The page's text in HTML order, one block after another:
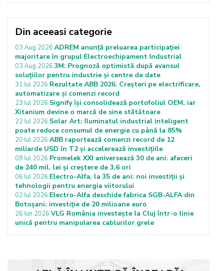
Din aceeasi categorie
03 Aug 2026 ADREM anunță preluarea participației
majoritare în grupul Electroechipament Industrial
03 Aug 2026 3M: Prognoză optimistă după avansul
soluțiilor pentru industrie și centre de date
31 Iul 2026 Rezultate ABB 2026: Creșteri pe electrificare,
automatizare și comenzi record
23 Iul 2026 Signify își consolidează portofoliul OEM, iar
Xitanium devine o marcă de sine stătătoare
22 Iul 2026 Solar Art: Iluminatul industrial inteligent
poate reduce consumul de energie cu până la 85%
20 Iul 2026 ABB raportează comenzi record de 12
miliarde USD în T2 și accelerează investițiile
09 Iul 2026 Promelek XXI aniversează 30 de ani: afaceri
de 240 mil. lei și creștere de 3,6 ori
06 Iul 2026 Electro-Alfa, la 35 de ani: noi investiții și
tehnologii pentru energia viitorului
02 Iul 2026 Electro-Alfa deschide fabrica SGB-ALFA din
Botoșani: investiție de 20 milioane euro
26 Iun 2026 VLG România investește la Cluj într-o linie
unică pentru manipularea cablurilor grele